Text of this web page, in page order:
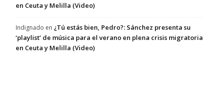
en Ceuta y Melilla (Video)
Indignado en ¿Tú estás bien, Pedro?: Sánchez presenta su
‘playlist’ de música para el verano en plena crisis migratoria
en Ceuta y Melilla (Video)